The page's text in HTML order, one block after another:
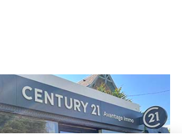
21 Avantage Immo
Henri Barbusse
DRAVEIL - 91210